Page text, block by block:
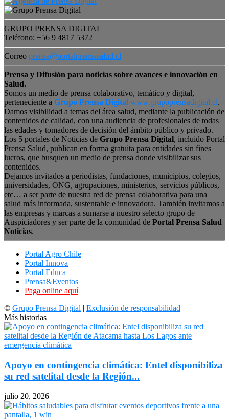
GRUPO PRENSA DIGITAL
Teléfono: +56 9 4817 5372
Correo prensa@portalprensasalud.cl
Prensa y Difusión para noticias sobre avances e innovación en
Salud.
Somos un medio de prensa colaborativo, temático y digital,
perteneciente a Grupo Prensa Digital www.grupoprensadigital.cl.
Damos visibilidad a temas del área salud, mediante la publicación de
contenidos de calidad, con una audiencia de profesionales de todas
las edades y tomadores de decisión del ámbito público y privado.
Los 5 portales de Noticias de Grupo Prensa Digital, incluido Portal
Prensa Salud, publican en forma gratuita para entidades sin fines
lucros, que busquen un medio de prensa donde visibilizar sus
contenidos.
Dejamos invitados a periodistas, fundaciones, municipios, colegios,
universidades, ONG, agrupaciones, ministerios, servicios públicos,
etc… a ser parte de nuestra red de prensa colaborativa para una
salud más informada, sustentable e innovadora. También invitamos a
las empresas y marcas a sumarse a nuestro selecto grupo de
Auspiciadores y ser parte de la comunidad de Portal Prensa Salud
Noticias.
Portal Agro Chile
Portal Innova
Portal Educa
Prensa&Eventos
Paga online aquí
© Grupo Prensa Digital | Exclusión de responsabilidad
Más historias
Apoyo en contingencia climática: Entel disponibiliza
su red satelital desde la Región...
julio 20, 2026